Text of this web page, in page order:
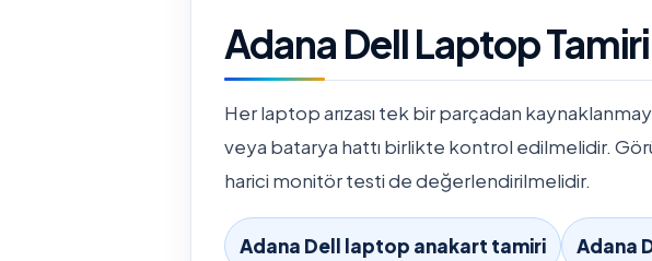
Adana Dell Laptop
Her laptop arızası tek bir parçadan
veya batarya hattı birlikte kontrol edilmelidir.
harici monitör testi de değerlendirilmelidir.
Adana Dell laptop anakart tamiri Adana